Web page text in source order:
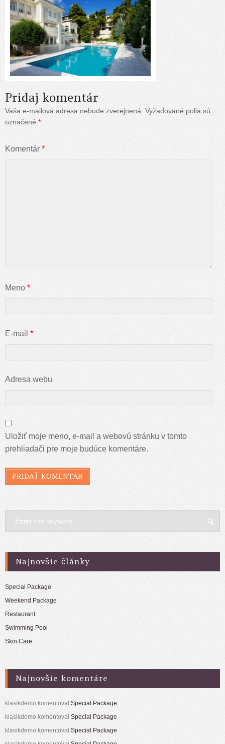
Pridaj komentár
Vaša e-mailová adresa nebude zverejnená. Vyžadované polia sú
označené *
Komentár *
Meno *
E-mail *
Adresa webu
Uložiť moje meno, e-mail a webovú stránku v tomto
prehliadači pre moje budúce komentáre.
Najnovšie články
Special Package
Weekend Package
Restaurant
Swimming Pool
Skin Care
Najnovšie komentáre
klasikdemo komentoval Special Package
klasikdemo komentoval Special Package
klasikdemo komentoval Special Package